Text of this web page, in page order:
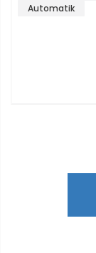
Automatik